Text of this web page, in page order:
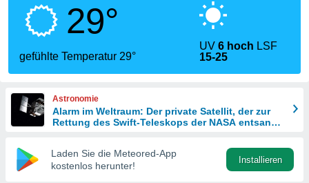
dass
sind.
diese
29°
gefühlte Temperatur 29°
UV6 hoch LSF
15-25
Astronomie
Alarm im Weltraum: Der private Satellit, der zur
Rettung des Swift-Teleskops der NASA entsandt
Laden Sie die Meteored-App
kostenlos herunter!
Installieren